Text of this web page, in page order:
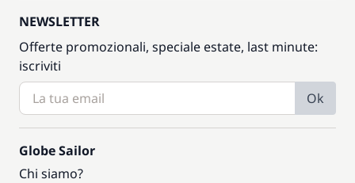
NEWSLETTER
Offerte promozionali, speciale estate, last minute:
iscriviti
Ok
Globe Sailor
Chi siamo?